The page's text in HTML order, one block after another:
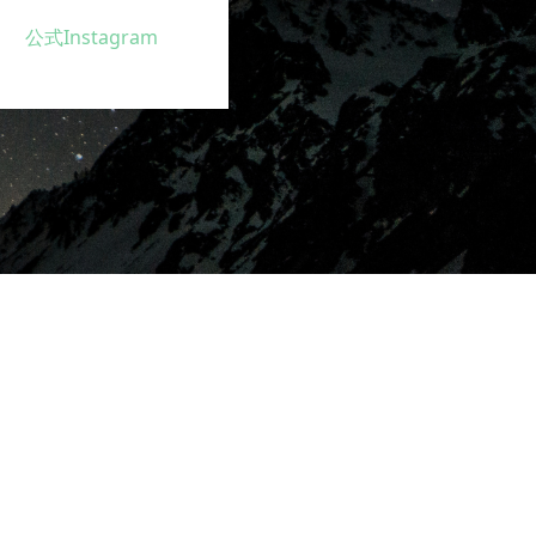
公式Instagram